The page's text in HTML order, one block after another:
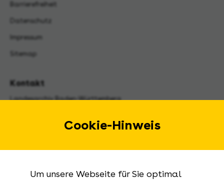
Cookie-Hinweis
Um unsere Webseite für Sie optimal
Barrierefreiheit
Datenschutz
Impressum
Sitemap
Kontakt
Landesarchiv Baden-Württemberg
+49 711 212-4272